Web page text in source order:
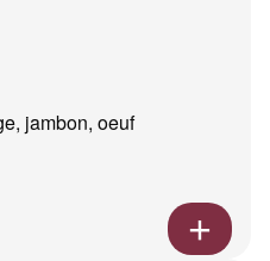
jambon, oeuf